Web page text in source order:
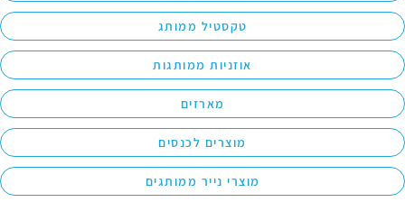
טקסטיל ממותג
אוזניות ממותגות
מארזים
מוצרים לכנסים
מוצרי נייר ממותגים